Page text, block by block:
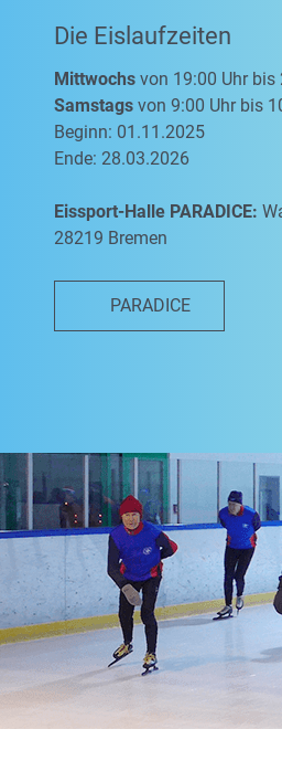
Die Eislaufzeiten
Mittwochs von 19:00 Uhr bis
Samstags von 9:00 Uhr bis
Beginn: 01.11.2025
Ende: 28.03.2026
Eissport-Halle PARADICE:
28219 Bremen
PARADICE